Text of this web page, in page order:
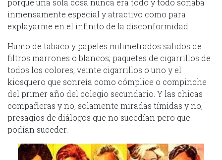
porque una sola cosa nunca era todo y todo sonaba
inmensamente especial y atractivo como para
explayarme en el infinito de la disconformidad.
Humo de tabaco y papeles milimetrados salidos de
filtros marrones o blancos; paquetes de cigarrillos de
todos los colores; veinte cigarrillos o uno y el
kiosquero que sonreía como cómplice o compinche
del primer año del colegio secundario. Y las chicas
compañeras y no, solamente miradas tímidas y no,
presagios de diálogos que no sucedían pero que
podían suceder.